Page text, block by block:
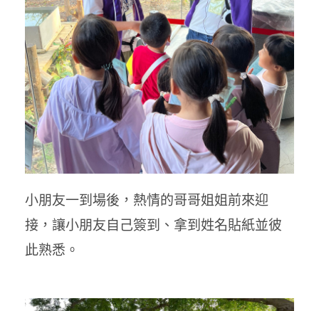
小朋友一到場後，熱情的哥哥姐姐前來迎
接，讓小朋友自己簽到、拿到姓名貼紙並彼
此熟悉。